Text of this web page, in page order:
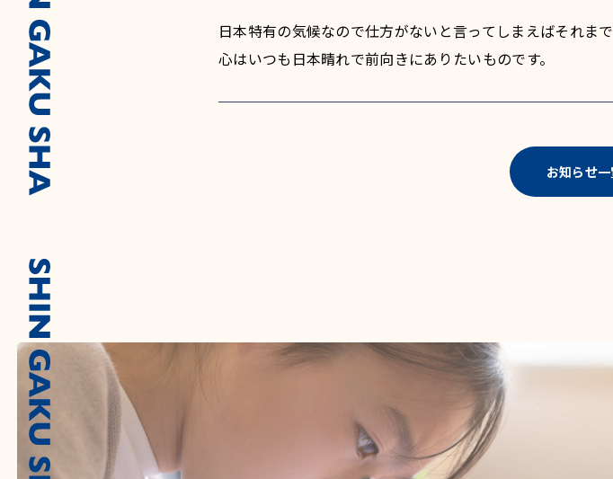
日本特有の気候なので仕方がないと言ってしまえばそれま
心はいつも日本晴れで前向きにありたいものです。
お知らせ